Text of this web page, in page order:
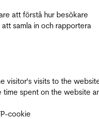
att förstå hur besökare
samla in och rapportera
visitor's visits to the
time spent on the website
cookie